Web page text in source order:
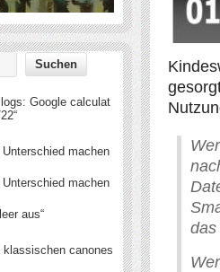
das
Google calculat
machen
machen
aus“
klassischen canones